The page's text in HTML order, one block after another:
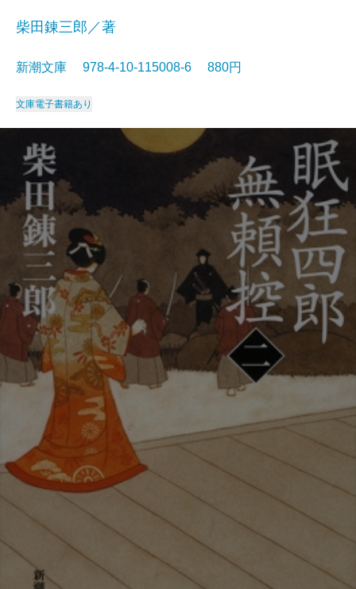
柴田錬三郎／著
新潮文庫 978-4-10-115008-6 880円
文庫電子書籍あり